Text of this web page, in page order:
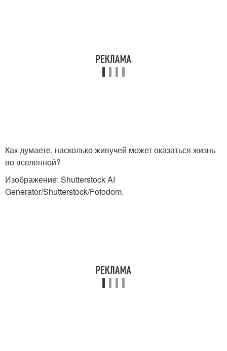
Как думаете, насколько живучей может оказаться жизнь
во вселенной?
Изображение: Shutterstock AI
Generator/Shutterstock/Fotodom.